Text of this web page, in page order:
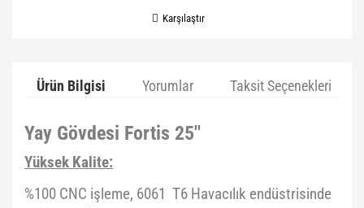
Karşılaştır
Ürün Bilgisi Yorumlar Taksit Seçenekleri
Yay Gövdesi Fortis 25''
Yüksek Kalite:
%100 CNC işleme, 6061 T6 Havacılık endüstrisinde